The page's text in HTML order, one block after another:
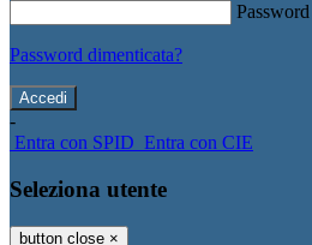
Password
Password dimenticata?
-
Entra con SPID Entra con CIE
Seleziona utente
button close ×